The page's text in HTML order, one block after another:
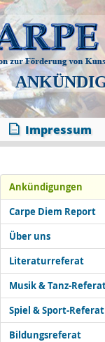
Impressum
Ankündigungen
Carpe Diem Report
Über uns
Literaturreferat
Musik & Tanz-
Spiel & Sport-Referat
Bildungsreferat